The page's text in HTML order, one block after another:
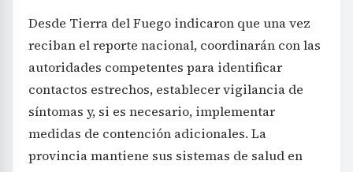
Desde Tierra del Fuego indicaron que una vez
reciban el reporte nacional, coordinarán con las
autoridades competentes para identificar
contactos estrechos, establecer vigilancia de
síntomas y, si es necesario, implementar
medidas de contención adicionales. La
provincia mantiene sus sistemas de salud en